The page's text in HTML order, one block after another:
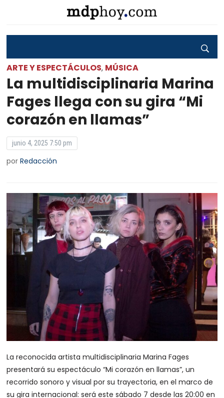
ARTE Y ESPECTÁCULOS, MÚSICA
La multidisciplinaria Marina
Fages llega con su gira “Mi
corazón en llamas”
junio 4, 2025 7:50 pm
porRedacción
La reconocida artista multidisciplinaria Marina Fages
presentará su espectáculo “Mi corazón en llamas”, un
recorrido sonoro y visual por su trayectoria, en el marco de
su gira internacional: será este sábado 7 desde las 20:00 en